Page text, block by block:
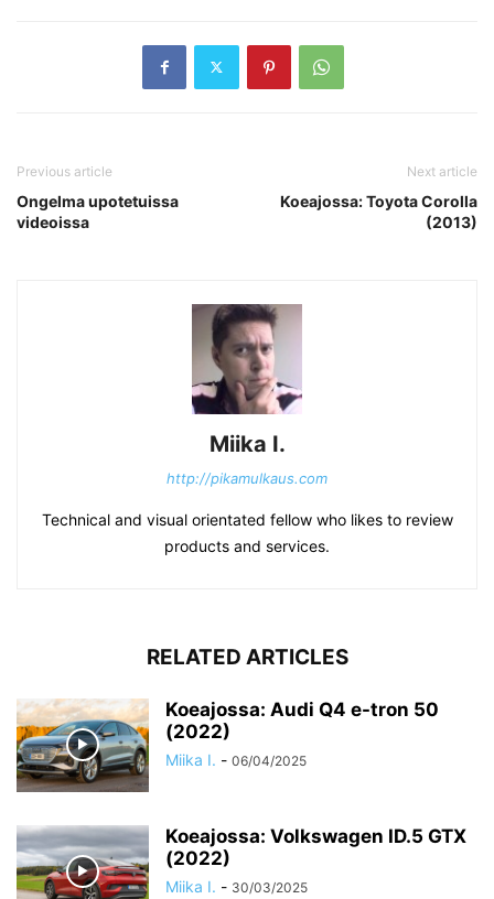
Previous article
Ongelma upotetuissa
videoissa
Next article
Koeajossa: Toyota Corolla
(2013)
Miika I.
http://pikamulkaus.com
Technical and visual orientated fellow who likes to review
products and services.
RELATED ARTICLES
Koeajossa: Audi Q4 e-tron 50
(2022)
Miika I. - 06/04/2025
Koeajossa: Volkswagen ID.5 GTX
(2022)
Miika I. - 30/03/2025